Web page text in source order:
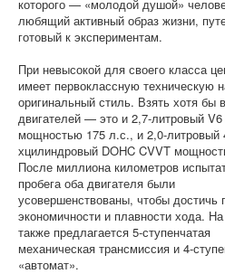
которого — «молодой душой»
любящий активный образ жизни,
готовый к экспериментам.
При невысокой для своего класса
имеет первоклассную техническую
оригинальный стиль. Взять хотя бы
двигателей — это и 2,7-литровый V6
мощностью 175 л.с., и 2,0-литровый
хцилиндровый DOHC CVVT
После миллиона километров
пробега оба двигателя были
усовершенствованы, чтобы достичь
экономичности и плавности хода.
также предлагается 5-ступенчатая
механическая трансмиссия и 4-
«автомат».